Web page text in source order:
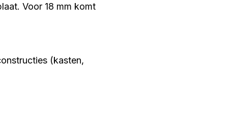
Voor 18 mm komt
(kasten,